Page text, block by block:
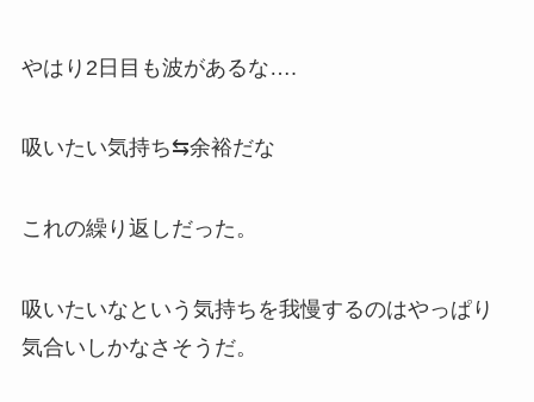
やはり2日目も波があるな….
吸いたい気持ち⇆余裕だな
これの繰り返しだった。
吸いたいなという気持ちを我慢するのはやっぱり
気合いしかなさそうだ。